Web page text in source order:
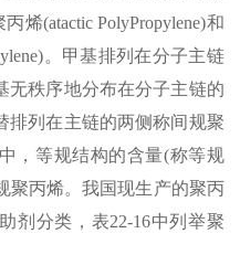
丙烯(atactic PolyPropylene)和
。甲基排列在分子主链
无秩序地分布在分子主链的
排列在主链的两侧称间规聚
，等规结构的含量(称等规
聚丙烯。我国现生产的聚丙
剂分类，表22-16中列举聚